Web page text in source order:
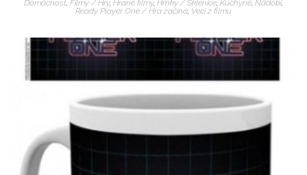
Domácnost, Filmy / Hry, Hrané filmy, Hrnky / Sklenice, Kuchyně, Nádobí,
Ready Player One / Hra začíná, Veci z filmu